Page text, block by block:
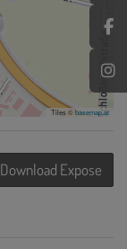
Tiles ©basemap.at
Download Expose